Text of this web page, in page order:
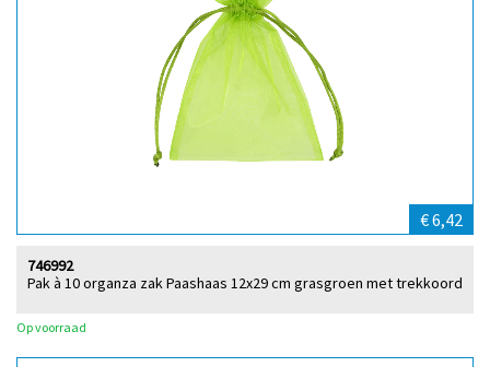
€ 6,42
Pak à 10 organza zak Paashaas 12x29 cm grasgroen met trekkoord
746992
Op voorraad